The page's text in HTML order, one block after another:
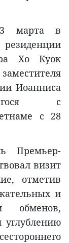
марта в
Хо Куок
Иоанниса
с
с 28
Премьер-
визит
отметив
и
обменов,